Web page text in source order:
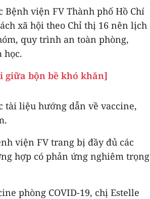
Bệnh viện FV Thành phố Hồ Chí
xã hội theo Chỉ thị 16 nên lịch
quy trình an toàn phòng,
học.
giữa bộn bề khó khăn]
tài liệu hướng dẫn về vaccine,
viện FV trang bị đầy đủ các
hợp có phản ứng nghiêm trọng
phòng COVID-19, chị Estelle